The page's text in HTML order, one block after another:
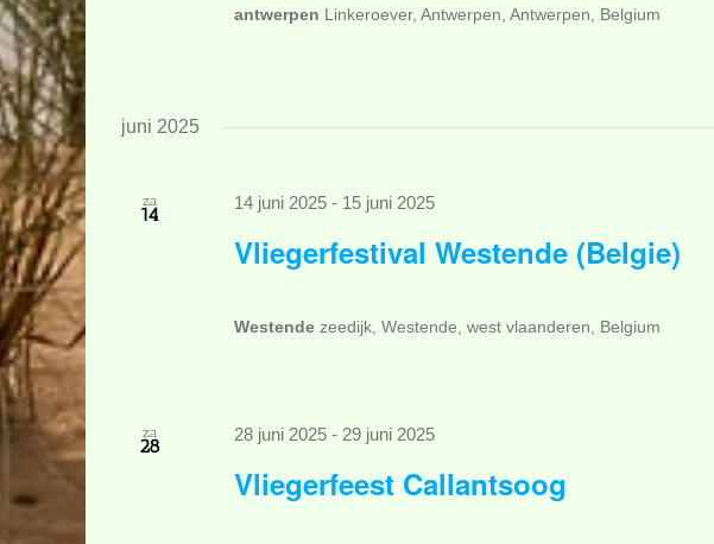
antwerpen Linkeroever, Antwerpen, Antwerpen, Belgium
juni 2025
za
14
Vliegerfestival Westende (Belgie)
14 juni 2025 - 15 juni 2025
Westendezeedijk, Westende, west vlaanderen, Belgium
za
28
Vliegerfeest Callantsoog
28 juni 2025 - 29 juni 2025